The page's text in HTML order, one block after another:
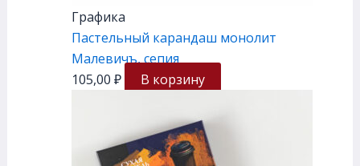
Графика
Пастельный карандаш монолит
Малевичъ, сепия
105,00 ₽ В корзину